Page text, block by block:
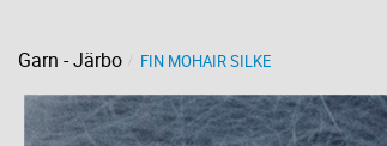
Garn - Järbo FIN MOHAIR SILKE